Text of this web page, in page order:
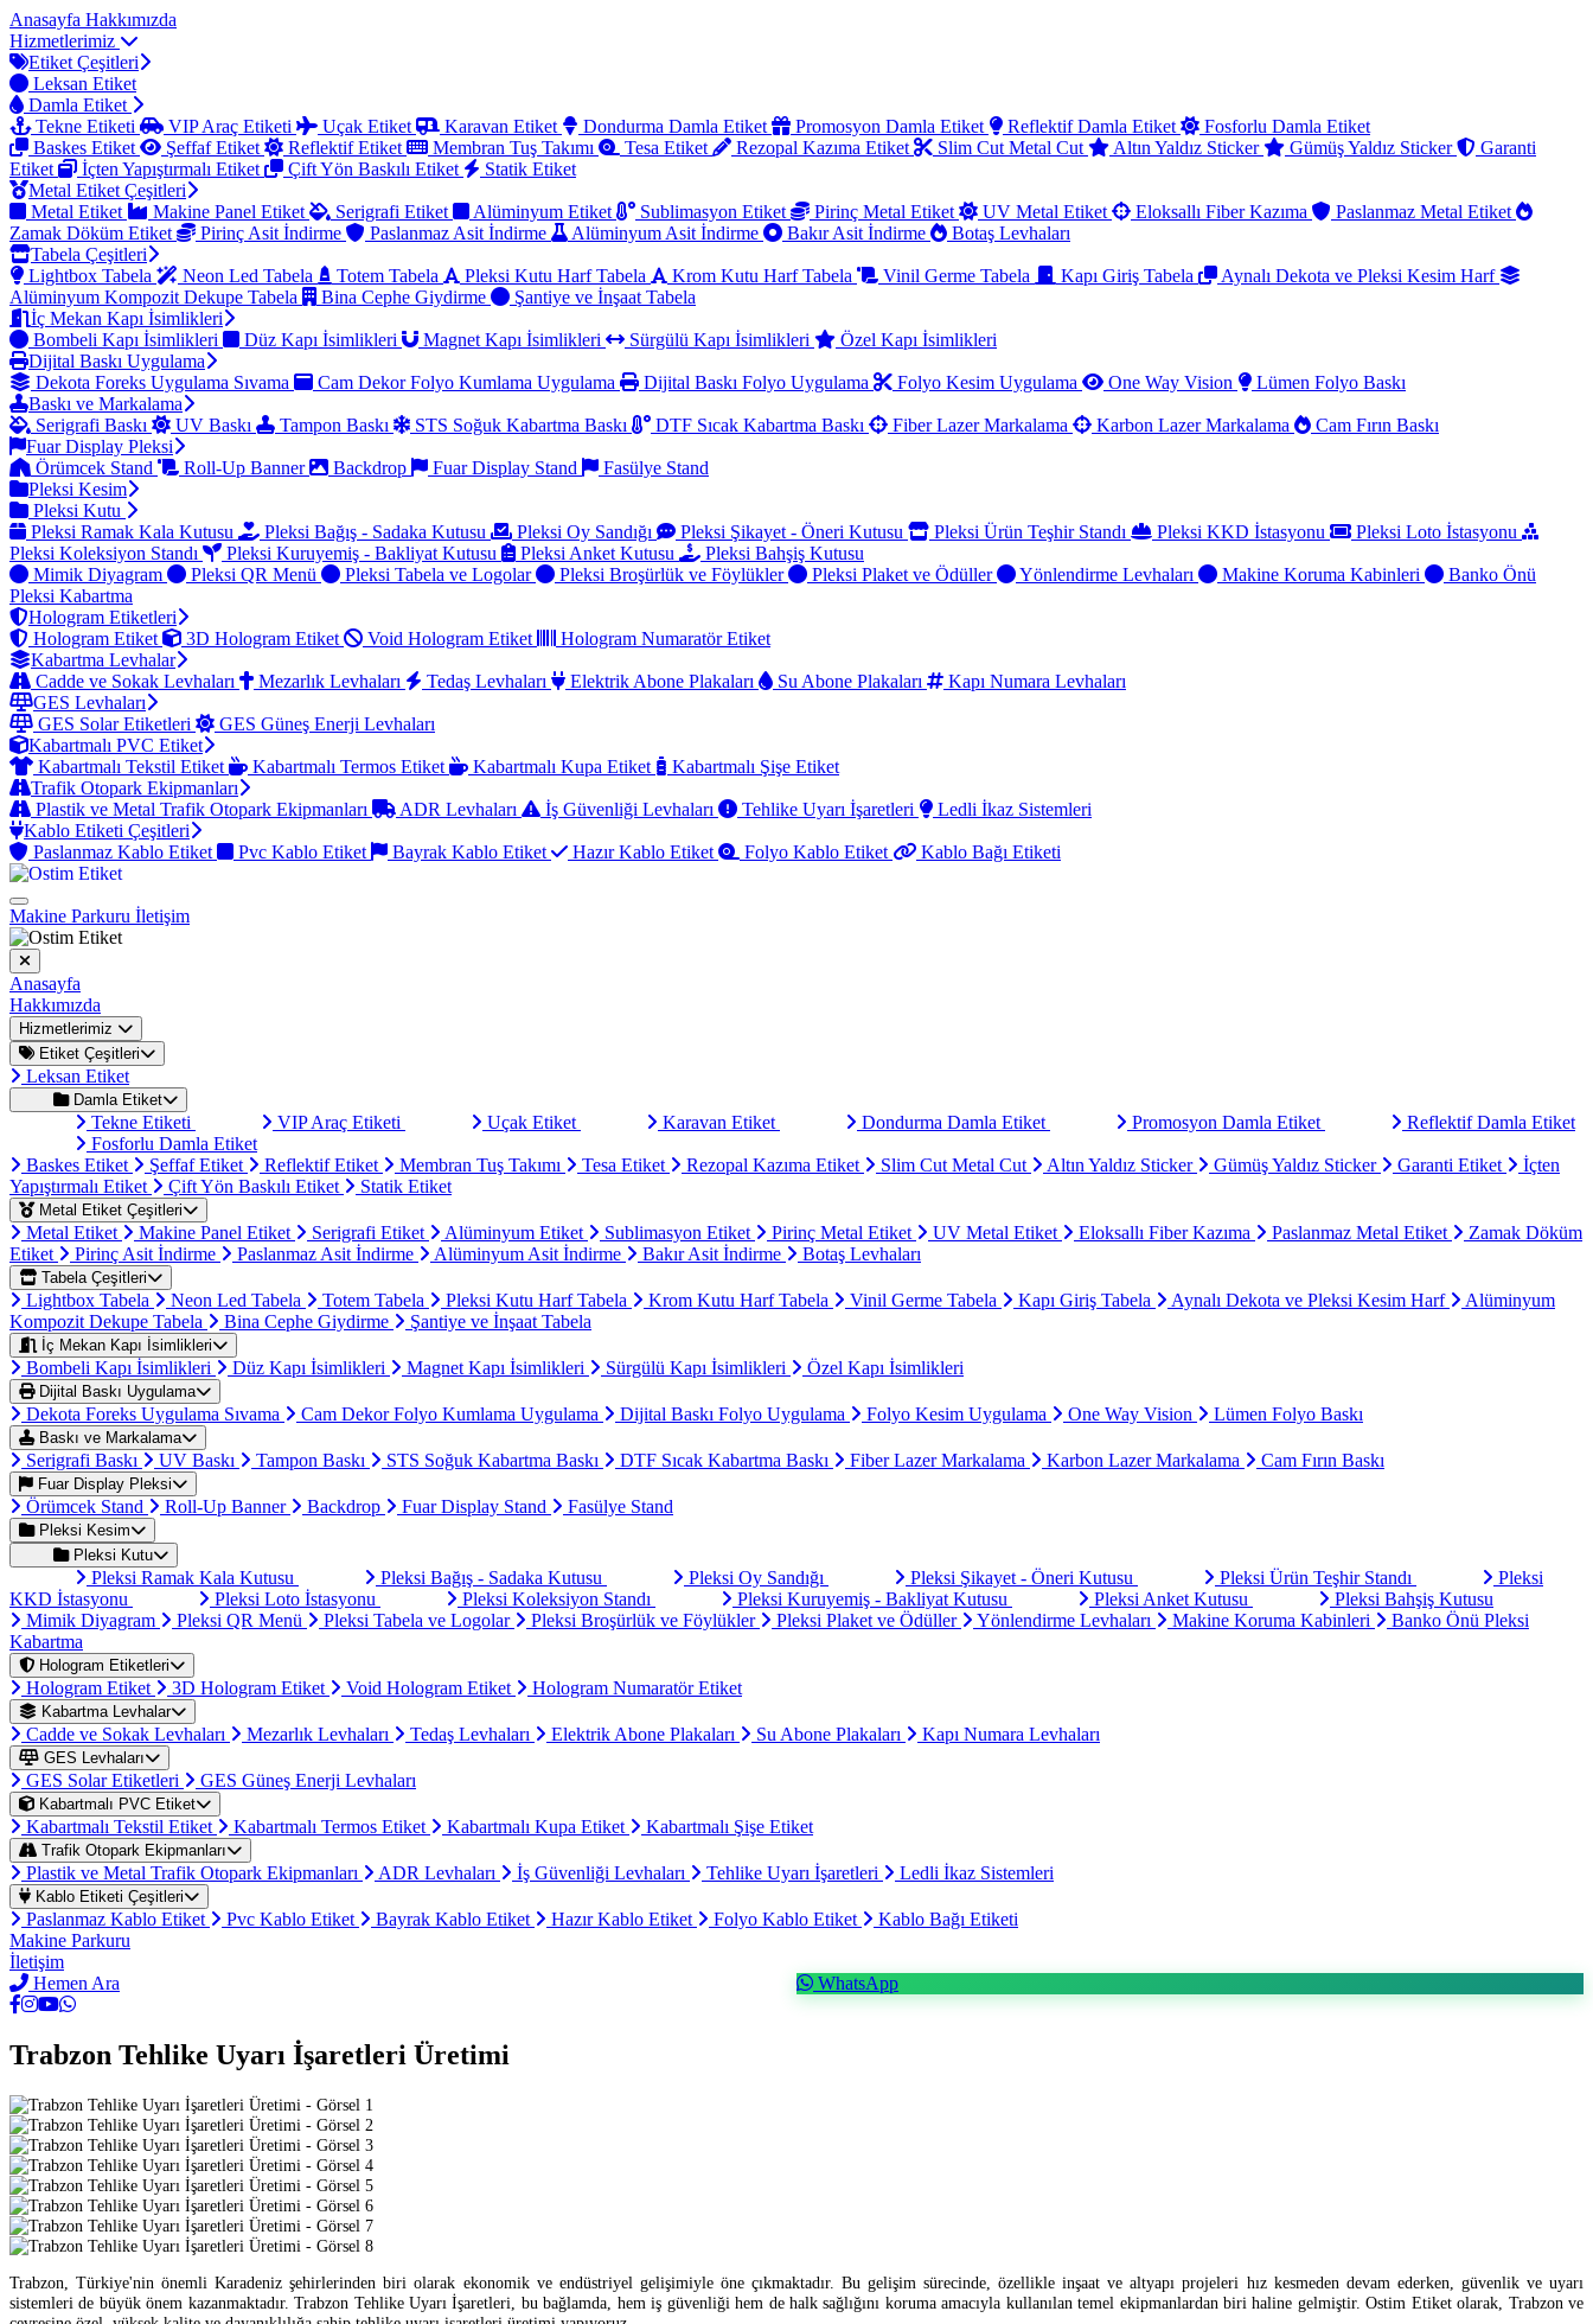
Anasayfa Hakkımızda
Hizmetlerimiz
Etiket Çeşitleri
Leksan Etiket
Damla Etiket
Tekne Etiketi
VIP Araç Etiketi Uçak Etiket Karavan Etiket Dondurma Damla Etiket Promosyon Damla Etiket Reflektif Damla Etiket
Fosforlu Damla Etiket
Baskes Etiket
Şeffaf Etiket Reflektif Etiket Membran Tuş Takımı Tesa Etiket Rezopal Kazıma Etiket Slim Cut Metal Cut Altın Yaldız Sticker Gümüş Yaldız Sticker
Garanti
Etiket
İçten Yapıştırmalı Etiket Çift Yön Baskılı Etiket
Statik Etiket
Metal Etiket Çeşitleri
Metal Etiket
Makine Panel Etiket Serigrafi Etiket Alüminyum Etiket Sublimasyon Etiket Pirinç Metal Etiket UV Metal Etiket Eloksallı Fiber Kazıma
Paslanmaz Metal Etiket
Zamak Döküm Etiket
Pirinç Asit İndirme Paslanmaz Asit İndirme Alüminyum Asit İndirme Bakır Asit İndirme
Botaş Levhaları
Tabela Çeşitleri
Lightbox Tabela
Neon Led Tabela Totem Tabela Pleksi Kutu Harf Tabela Krom Kutu Harf Tabela Vinil Germe Tabela Kapı Giriş Tabela
Aynalı Dekota ve Pleksi Kesim Harf
Alüminyum Kompozit Dekupe Tabela
Bina Cephe Giydirme
Şantiye ve İnşaat Tabela
İç Mekan Kapı İsimlikleri
Bombeli Kapı İsimlikleri
Düz Kapı İsimlikleri Magnet Kapı İsimlikleri Sürgülü Kapı İsimlikleri
Özel Kapı İsimlikleri
Dijital Baskı Uygulama
Dekota Foreks Uygulama Sıvama
Cam Dekor Folyo Kumlama Uygulama Dijital Baskı Folyo Uygulama Folyo Kesim Uygulama One Way Vision
Lümen Folyo Baskı
Baskı ve Markalama
Serigrafi Baskı
UV Baskı Tampon Baskı STS Soğuk Kabartma Baskı DTF Sıcak Kabartma Baskı Fiber Lazer Markalama Karbon Lazer Markalama
Cam Fırın Baskı
Fuar Display Pleksi
Örümcek Stand
Roll-Up Banner Backdrop Fuar Display Stand
Fasülye Stand
Pleksi Kesim
Pleksi Kutu
Pleksi Ramak Kala Kutusu
Pleksi Bağış - Sadaka Kutusu Pleksi Oy Sandığı Pleksi Şikayet - Öneri Kutusu Pleksi Ürün Teşhir Standı Pleksi KKD İstasyonu
Pleksi Loto İstasyonu
Pleksi Koleksiyon Standı
Pleksi Kuruyemiş - Bakliyat Kutusu Pleksi Anket Kutusu
Pleksi Bahşiş Kutusu
Mimik Diyagram
Pleksi QR Menü Pleksi Tabela ve Logolar Pleksi Broşürlük ve Föylükler Pleksi Plaket ve Ödüller Yönlendirme Levhaları Makine Koruma Kabinleri
Banko Önü
Pleksi Kabartma
Hologram Etiketleri
Hologram Etiket
3D Hologram Etiket Void Hologram Etiket
Hologram Numaratör Etiket
Kabartma Levhalar
Cadde ve Sokak Levhaları
Mezarlık Levhaları Tedaş Levhaları Elektrik Abone Plakaları Su Abone Plakaları
Kapı Numara Levhaları
GES Levhaları
GES Solar Etiketleri
GES Güneş Enerji Levhaları
Kabartmalı PVC Etiket
Kabartmalı Tekstil Etiket
Kabartmalı Termos Etiket Kabartmalı Kupa Etiket
Kabartmalı Şişe Etiket
Trafik Otopark Ekipmanları
Plastik ve Metal Trafik Otopark Ekipmanları
ADR Levhaları İş Güvenliği Levhaları Tehlike Uyarı İşaretleri
Ledli İkaz Sistemleri
Kablo Etiketi Çeşitleri
Paslanmaz Kablo Etiket
Pvc Kablo Etiket Bayrak Kablo Etiket Hazır Kablo Etiket Folyo Kablo Etiket Kablo Bağı Etiketi
Makine Parkuru İletişim
Anasayfa
Hakkımızda
Hizmetlerimiz
Etiket Çeşitleri
Leksan Etiket
Damla Etiket
Tekne Etiketi VIP Araç Etiketi Uçak Etiket Karavan Etiket Dondurma Damla Etiket Promosyon Damla Etiket
Reflektif Damla Etiket
Fosforlu Damla Etiket
Baskes Etiket
Şeffaf Etiket Reflektif Etiket Membran Tuş Takımı Tesa Etiket Rezopal Kazıma Etiket Slim Cut Metal Cut Altın Yaldız Sticker Gümüş Yaldız Sticker Garanti Etiket
İçten
Yapıştırmalı Etiket
Çift Yön Baskılı Etiket Statik Etiket
Metal Etiket Çeşitleri
Metal Etiket Makine Panel Etiket Serigrafi Etiket Alüminyum Etiket Sublimasyon Etiket Pirinç Metal Etiket UV Metal Etiket Eloksallı Fiber Kazıma Paslanmaz Metal Etiket
Zamak Döküm
Etiket
Pirinç Asit İndirme Paslanmaz Asit İndirme Alüminyum Asit İndirme Bakır Asit İndirme Botaş Levhaları
Tabela Çeşitleri
Lightbox Tabela Neon Led Tabela Totem Tabela Pleksi Kutu Harf Tabela Krom Kutu Harf Tabela Vinil Germe Tabela Kapı Giriş Tabela Aynalı Dekota ve Pleksi Kesim Harf
Alüminyum
Kompozit Dekupe Tabela
Bina Cephe Giydirme Şantiye ve İnşaat Tabela
İç Mekan Kapı İsimlikleri
Bombeli Kapı İsimlikleri Düz Kapı İsimlikleri Magnet Kapı İsimlikleri Sürgülü Kapı İsimlikleri Özel Kapı İsimlikleri
Dijital Baskı Uygulama
Dekota Foreks Uygulama Sıvama Cam Dekor Folyo Kumlama Uygulama Dijital Baskı Folyo Uygulama Folyo Kesim Uygulama One Way Vision Lümen Folyo Baskı
Baskı ve Markalama
Serigrafi Baskı UV Baskı Tampon Baskı STS Soğuk Kabartma Baskı DTF Sıcak Kabartma Baskı Fiber Lazer Markalama Karbon Lazer Markalama Cam Fırın Baskı
Fuar Display Pleksi
Örümcek Stand Roll-Up Banner Backdrop Fuar Display Stand Fasülye Stand
Pleksi Kesim
Pleksi Kutu
Pleksi Ramak Kala Kutusu Pleksi Bağış - Sadaka Kutusu Pleksi Oy Sandığı Pleksi Şikayet - Öneri Kutusu Pleksi Ürün Teşhir Standı
Pleksi
KKD İstasyonu
Pleksi Loto İstasyonu Pleksi Koleksiyon Standı Pleksi Kuruyemiş - Bakliyat Kutusu Pleksi Anket Kutusu
Pleksi Bahşiş Kutusu
Mimik Diyagram
Pleksi QR Menü Pleksi Tabela ve Logolar Pleksi Broşürlük ve Föylükler Pleksi Plaket ve Ödüller Yönlendirme Levhaları Makine Koruma Kabinleri
Banko Önü Pleksi
Kabartma
Hologram Etiketleri
Hologram Etiket 3D Hologram Etiket Void Hologram Etiket Hologram Numaratör Etiket
Kabartma Levhalar
Cadde ve Sokak Levhaları Mezarlık Levhaları Tedaş Levhaları Elektrik Abone Plakaları Su Abone Plakaları Kapı Numara Levhaları
GES Levhaları
GES Solar Etiketleri GES Güneş Enerji Levhaları
Kabartmalı PVC Etiket
Kabartmalı Tekstil Etiket Kabartmalı Termos Etiket Kabartmalı Kupa Etiket Kabartmalı Şişe Etiket
Trafik Otopark Ekipmanları
Plastik ve Metal Trafik Otopark Ekipmanları ADR Levhaları İş Güvenliği Levhaları Tehlike Uyarı İşaretleri Ledli İkaz Sistemleri
Kablo Etiketi Çeşitleri
Paslanmaz Kablo Etiket Pvc Kablo Etiket Bayrak Kablo Etiket Hazır Kablo Etiket Folyo Kablo Etiket
Kablo Bağı Etiketi
Makine Parkuru
İletişim
Hemen Ara
WhatsApp
Trabzon Tehlike Uyarı İşaretleri Üretimi
Trabzon, Türkiye'nin önemli Karadeniz şehirlerinden biri olarak ekonomik ve endüstriyel gelişimiyle öne çıkmaktadır. Bu gelişim sürecinde, özellikle inşaat ve altyapı projeleri hız kesmeden devam ederken, güvenlik ve uyarı
sistemleri de büyük önem kazanmaktadır. Trabzon Tehlike Uyarı İşaretleri, bu bağlamda, hem iş güvenliği hem de halk sağlığını koruma amacıyla kullanılan temel ekipmanlardan biri haline gelmiştir. Ostim Etiket olarak, Trabzon ve